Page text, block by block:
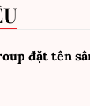
đặt tên